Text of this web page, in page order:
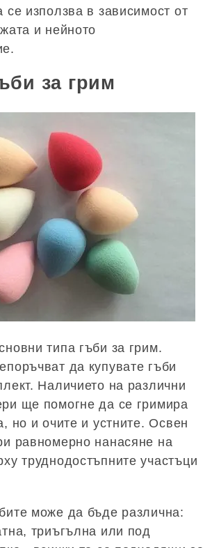
се използва в зависимост от
и нейното
за грим
типа гъби за грим.
да купувате гъби
Наличието на различни
ще помогне да се гримира
но и очите и устните. Освен
равномерно нанасяне на
труднодостъпните участъци
може да бъде различна:
триъгълна или под